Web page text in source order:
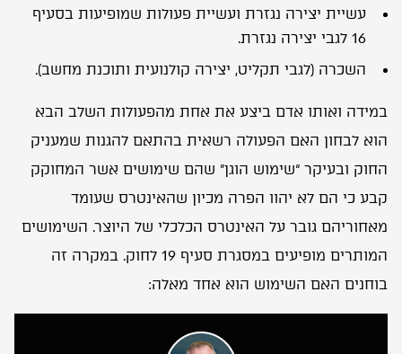
עשיית יצירה נגזרת ועשיית פעולות שמופיעות בסעיף
השכרה (לגבי תקליט, יצירה קולנועית ותוכנת מחשב).
במידה ואותו אדם ביצע את אחת מהפעולות השלב הבא
הוא לבחון האם הפעולה רשאית בהתאם להגנות שמעניק
החוק ובעיקר “שימוש הוגן” שהם שימושים אשר המחוקק
קבע כי הם לא יהוו הפרה מכיון שהאינטרס שעומד
מאחוריהם גובר על האינטרס הכלכלי של היוצר. השימושים
המותרים מופיעים במסגרת סעיף 19 לחוק. במקרה זה
בוחנים האם השימוש הוא אחד מאלה: